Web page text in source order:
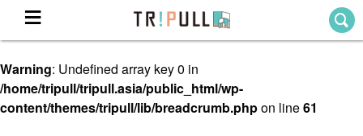
ホーム
Warning: Undefined array key 0 in
/home/tripull/tripull.asia/public_html/wp-
content/themes/tripull/lib/breadcrumb.phpon line61